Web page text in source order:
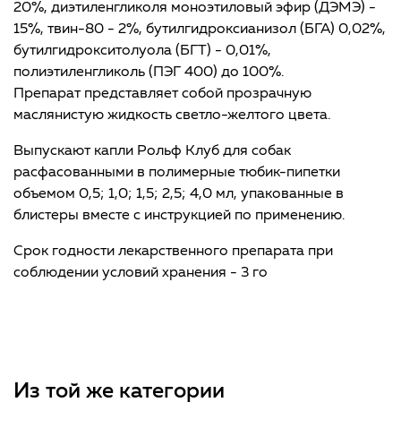
20%, диэтиленгликоля моноэтиловый эфир (ДЭМЭ) -
15%, твин-80 - 2%, бутилгидроксианизол (БГА) 0,02%,
бутилгидрокситолуола (БГТ) - 0,01%,
полиэтиленгликоль (ПЭГ 400) до 100%.
Препарат представляет собой прозрачную
маслянистую жидкость светло-желтого цвета.
Выпускают капли Рольф Клуб для собак
расфасованными в полимерные тюбик-пипетки
объемом 0,5; 1,0; 1,5; 2,5; 4,0 мл, упакованные в
блистеры вместе с инструкцией по применению.
Срок годности лекарственного препарата при
соблюдении условий хранения - 3 го
Из той же категории